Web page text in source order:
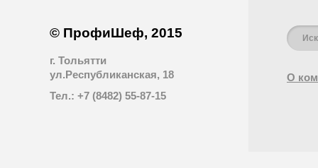
© ПрофиШеф, 2015
г. Тольятти
ул.Республиканская, 18
Тел.: +7 (8482) 55-87-15
О